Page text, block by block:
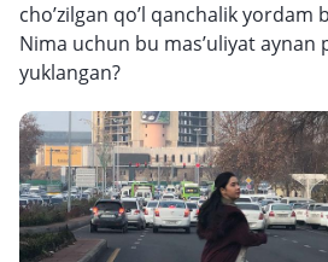
cho’zilgan qo’l qanchalik yordam
Nima uchun bu mas’uliyat aynan
yuklangan?